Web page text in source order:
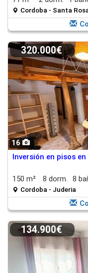
Cordoba - Santa
16
320.000€
Inversión en pisos
150 m² 8 dorm. 8
Cordoba - Juderia
134.900€